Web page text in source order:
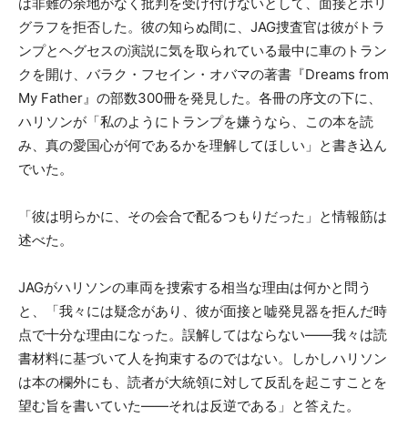
グラフを拒否した。彼の知らぬ間に、JAG捜査官は彼がトラ
ンプとヘグセスの演説に気を取られている最中に車のトラン
クを開け、バラク・フセイン・オバマの著書『Dreams from
My Father』の部数300冊を発見した。各冊の序文の下に、
ハリソンが「私のようにトランプを嫌うなら、この本を読
み、真の愛国心が何であるかを理解してほしい」と書き込ん
でいた。
「彼は明らかに、その会合で配るつもりだった」と情報筋は
述べた。
JAGがハリソンの車両を捜索する相当な理由は何かと問う
と、「我々には疑念があり、彼が面接と嘘発見器を拒んだ時
点で十分な理由になった。誤解してはならない——我々は読
書材料に基づいて人を拘束するのではない。しかしハリソン
は本の欄外にも、読者が大統領に対して反乱を起こすことを
望む旨を書いていた——それは反逆である」と答えた。